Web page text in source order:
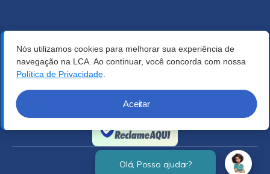
Nós utilizamos cookies para melhorar sua experiência de
navegação na LCA. Ao continuar, você concorda com nossa
Política de Privacidade.
Aceitar